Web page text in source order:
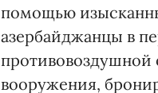
помощью
азербайджанцы в
противовоздушной
вооружения,